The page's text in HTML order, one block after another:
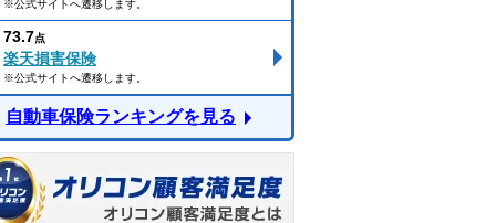
※公式サイトへ遷移します。
73.7点
楽天損害保険
※公式サイトへ遷移します。
自動車保険ランキングを見る